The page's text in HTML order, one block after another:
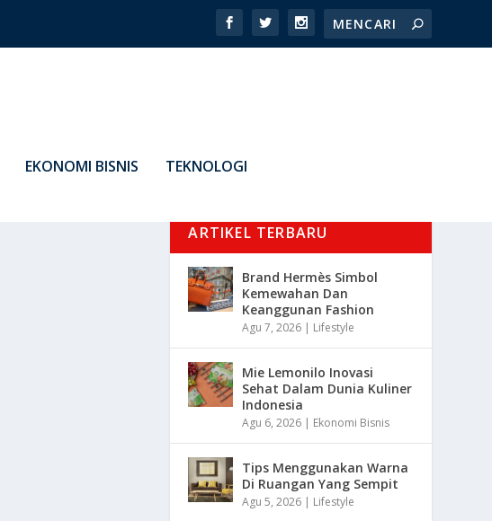
EKONOMI BISNIS TEKNOLOGI
ARTIKEL TERBARU
Brand Hermès Simbol
Kemewahan Dan
Keanggunan Fashion
Agu 7, 2026 | Lifestyle
Mie Lemonilo Inovasi
Sehat Dalam Dunia Kuliner
Indonesia
Agu 6, 2026 | Ekonomi Bisnis
Tips Menggunakan Warna
Di Ruangan Yang Sempit
Agu 5, 2026 | Lifestyle